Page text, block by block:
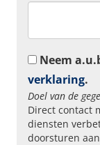
Neem
verklaring.
Doel van de
Direct contact
diensten
doorsturen